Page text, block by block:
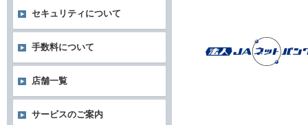
セキュリティについて
手数料について
店舗一覧
サービスのご案内